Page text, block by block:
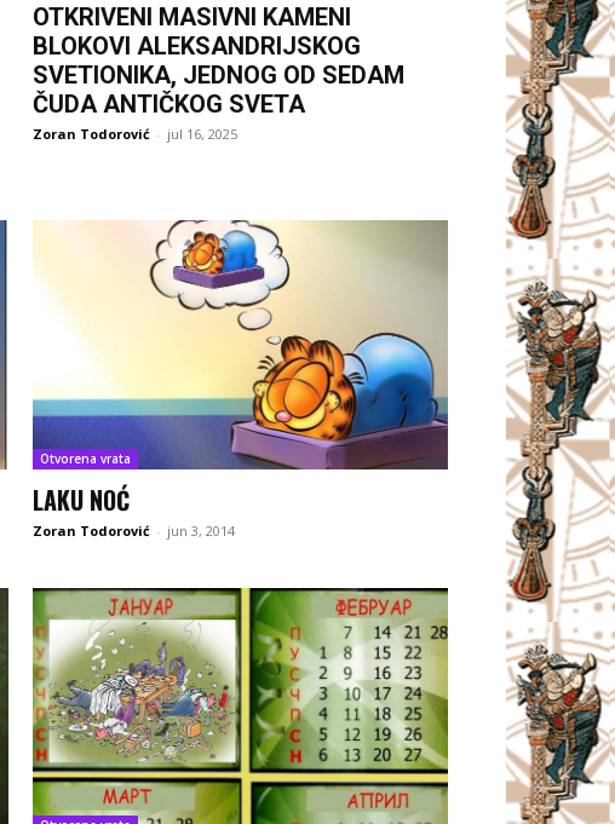
OTKRIVENI MASIVNI KAMENI
BLOKOVI ALEKSANDRIJSKOG
SVETIONIKA, JEDNOG OD SEDAM
ČUDA ANTIČKOG SVETA
Zoran Todorović - jul 16, 2025
Otvorena vrata
LAKU NOĆ
Zoran Todorović - jun 3, 2014